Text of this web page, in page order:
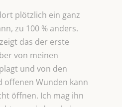
plötzlich ein ganz
zu 100 % anders.
das der erste
von meinen
und von den
offenen Wunden kann
öffnen. Ich mag ihn